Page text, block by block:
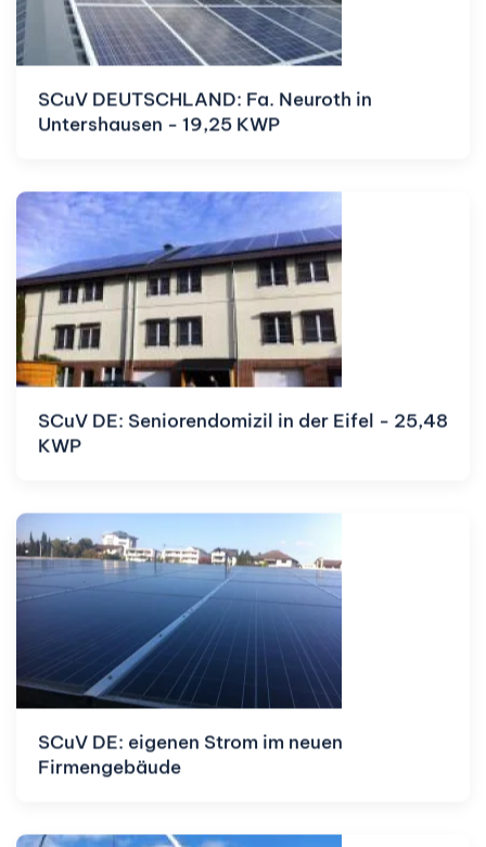
SCuV DEUTSCHLAND: Fa. Neuroth in
Untershausen - 19,25 KWP
SCuV DE: Seniorendomizil in der Eifel - 25,48
KWP
SCuV DE: eigenen Strom im neuen
Firmengebäude